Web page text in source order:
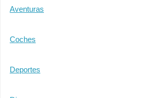
Aventuras
Coches
Deportes